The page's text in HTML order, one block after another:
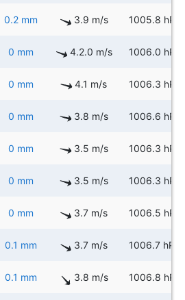
0.2 mm 3.9 m/s 1005.8 hPa
0 mm 4.2.0 m/s 1006.0 hPa
0 mm 4.1 m/s 1006.3 hPa
0 mm 3.8 m/s 1006.6 hPa
0 mm 3.5 m/s 1006.3 hPa
0 mm 3.5 m/s 1006.3 hPa
0 mm 3.7 m/s 1006.5 hPa
0.1 mm 3.7 m/s 1006.7 hPa
0.1 mm 3.8 m/s 1006.8 hPa